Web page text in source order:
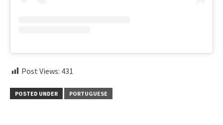
Post Views: 431
POSTED UNDER PORTUGUESE